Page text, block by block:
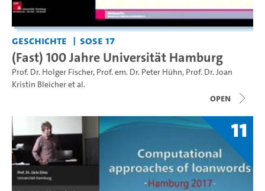
Geschichte SoSe 17
(Fast) 100 Jahre Universität Hamburg
Prof. Dr. Holger Fischer, Prof. em. Dr. Peter Hühn, Prof. Dr. Joan
Kristin Bleicheret al.
open
11